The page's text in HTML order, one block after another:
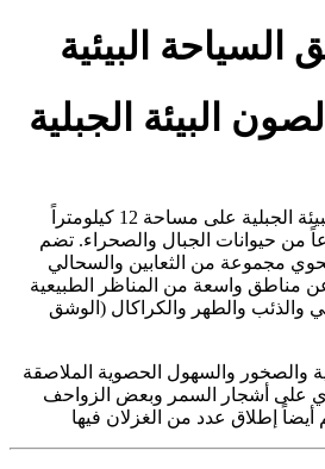
البيئية
البيئة الجبلية
يمتد مركز الحفية لصون البيئة الجبلية على مساحة 12 كيلومتراً
وهو موطن لـ 30 نوعاً من حيوانات الجبال والصحراء. تضم
مجموعة من الثعابين والسحالي
مناطق واسعة من المناظر الطبيعية
والذئب والطهر والكراكال (الوشق
والصخور والسهول الحصوية الملاصقة
على أشجار السمر وبعض الزواحف
أيضاً إطلاق عدد من الغزلان فيها